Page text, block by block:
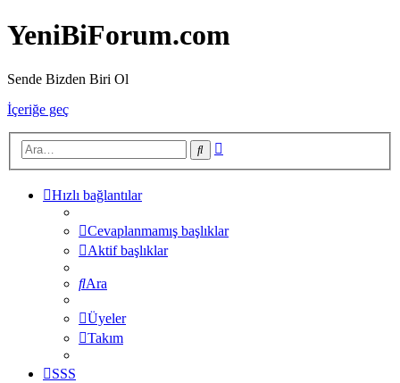
YeniBiForum.com
Sende Bizden Biri Ol
İçeriğe geç
Ara
Hızlı bağlantılar
Cevaplanmamış başlıklar
Aktif başlıklar
Ara
Üyeler
Takım
SSS